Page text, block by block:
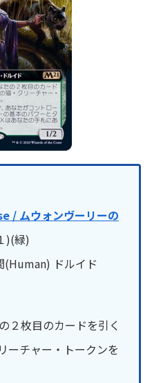
/ ムウォンヴーリーの
)(緑)
ドルイド
２枚目のカードを引く
ーチャー・トークンを